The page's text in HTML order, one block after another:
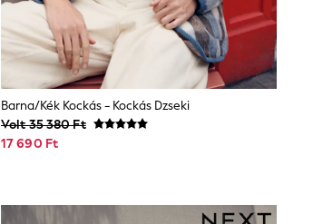
Barna/kék Kockás - Kockás Dzseki
Volt 35 380 Ft
17 690 Ft